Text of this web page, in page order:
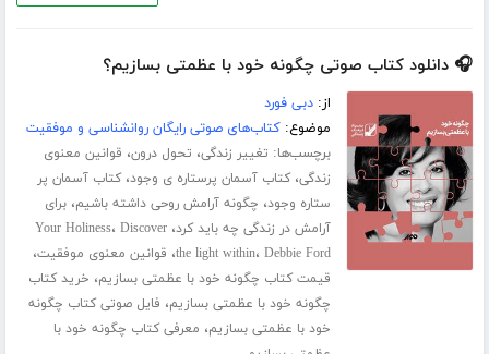
🎧 دانلود کتاب صوتی چگونه خود با عظمتی بسازیم؟
از:دبی فورد
موضوع:کتاب‌های صوتی رایگان روانشناسی و موفقیت
برچسب‌ها: تغییر زندگی، تحول درون، قوانین معنوی
زندگی،کتاب آسمان پرستاره ی وجود،کتاب آسمان پر
ستاره وجود، چگونه آرامش روحی داشته باشیم،برای
آرامش در زندگی چه باید کرد، Your Holiness، Discover
the light within، Debbie Ford ، قوانین معنوی موفقیت،
قیمت کتاب چگونه خود با عظمتی بسازیم، خرید کتاب
چگونه خود با عظمتی بسازیم، فایل صوتی کتاب چگونه
خود با عظمتی بسازیم، معرفی کتاب چگونه خود با